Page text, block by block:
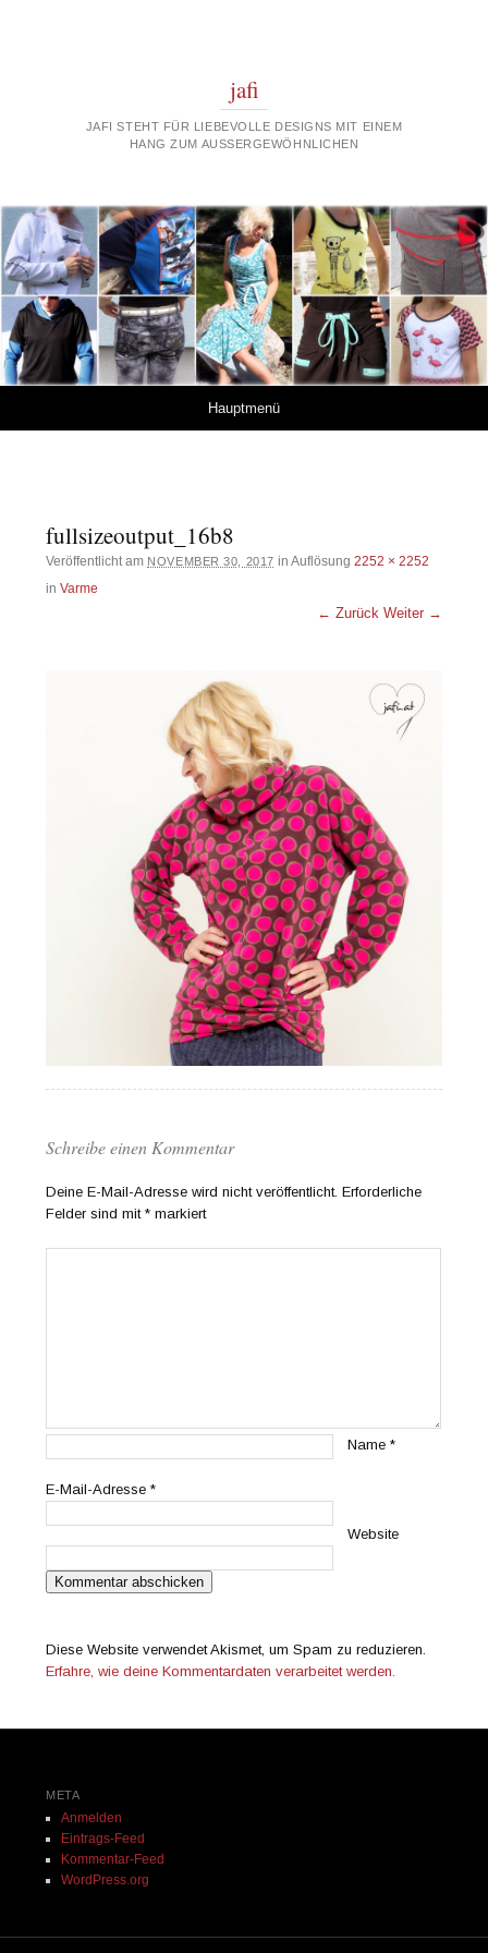
jafi
JAFI STEHT FÜR LIEBEVOLLE DESIGNS MIT EINEM
HANG ZUM AUSSERGEWÖHNLICHEN
Hauptmenü
fullsizeoutput_16b8
Veröffentlicht am NOVEMBER 30, 2017 in Auflösung 2252 × 2252
inVarme
← Zurück Weiter →
Schreibe einen Kommentar
Deine E-Mail-Adresse wird nicht veröffentlicht. Erforderliche
Felder sind mit* markiert
Name*
E-Mail-Adresse*
Website
Diese Website verwendet Akismet, um Spam zu reduzieren.
Erfahre, wie deine Kommentardaten verarbeitet werden.
META
Anmelden
Eintrags-Feed
Kommentar-Feed
WordPress.org